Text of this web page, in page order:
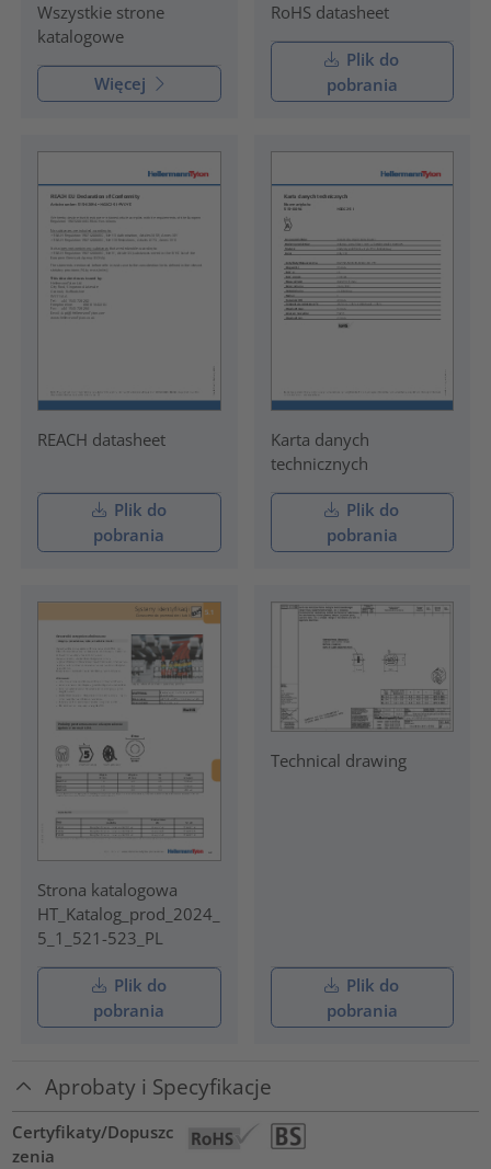
Wszystkie strone
katalogowe
Więcej
RoHS datasheet
Plik do
pobrania
REACH datasheet
Plik do
pobrania
Karta danych
technicznych
Plik do
pobrania
Strona katalogowa
HT_Katalog_prod_2024_
5_1_521-523_PL
Plik do
pobrania
Technical drawing
Plik do
pobrania
Aprobaty i Specyfikacje
Certyfikaty/Dopuszc
zenia